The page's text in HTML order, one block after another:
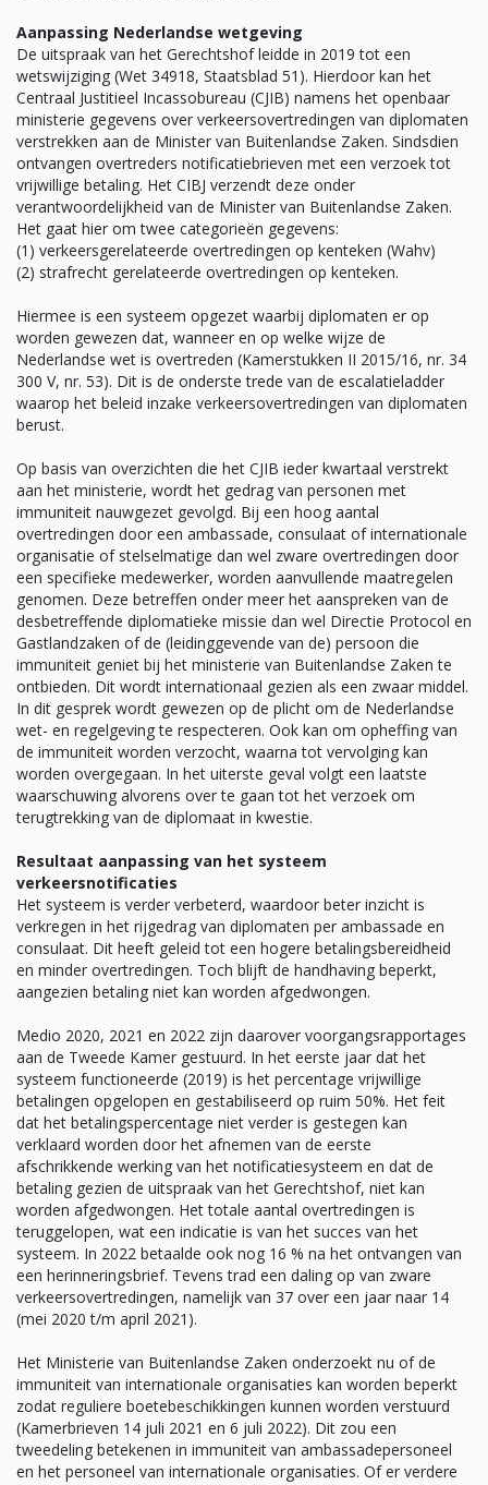
Aanpassing Nederlandse wetgeving
De uitspraak van het Gerechtshof leidde in 2019 tot een
wetswijziging (Wet 34918, Staatsblad 51). Hierdoor kan het
Centraal Justitieel Incassobureau (CJIB) namens het openbaar
ministerie gegevens over verkeersovertredingen van diplomaten
verstrekken aan de Minister van Buitenlandse Zaken. Sindsdien
ontvangen overtreders notificatiebrieven met een verzoek tot
vrijwillige betaling. Het CIBJ verzendt deze onder
verantwoordelijkheid van de Minister van Buitenlandse Zaken.
Het gaat hier om twee categorieën gegevens:
(1) verkeersgerelateerde overtredingen op kenteken (Wahv)
(2) strafrecht gerelateerde overtredingen op kenteken.
Hiermee is een systeem opgezet waarbij diplomaten er op
worden gewezen dat, wanneer en op welke wijze de
Nederlandse wet is overtreden (Kamerstukken II 2015/16, nr. 34
300 V, nr. 53). Dit is de onderste trede van de escalatieladder
waarop het beleid inzake verkeersovertredingen van diplomaten
berust.
Op basis van overzichten die het CJIB ieder kwartaal verstrekt
aan het ministerie, wordt het gedrag van personen met
immuniteit nauwgezet gevolgd. Bij een hoog aantal
overtredingen door een ambassade, consulaat of internationale
organisatie of stelselmatige dan wel zware overtredingen door
een specifieke medewerker, worden aanvullende maatregelen
genomen. Deze betreffen onder meer het aanspreken van de
desbetreffende diplomatieke missie dan wel Directie Protocol en
Gastlandzaken of de (leidinggevende van de) persoon die
immuniteit geniet bij het ministerie van Buitenlandse Zaken te
ontbieden. Dit wordt internationaal gezien als een zwaar middel.
In dit gesprek wordt gewezen op de plicht om de Nederlandse
wet- en regelgeving te respecteren. Ook kan om opheffing van
de immuniteit worden verzocht, waarna tot vervolging kan
worden overgegaan. In het uiterste geval volgt een laatste
waarschuwing alvorens over te gaan tot het verzoek om
terugtrekking van de diplomaat in kwestie.
Resultaat aanpassing van het systeem
verkeersnotificaties
Het systeem is verder verbeterd, waardoor beter inzicht is
verkregen in het rijgedrag van diplomaten per ambassade en
consulaat. Dit heeft geleid tot een hogere betalingsbereidheid
en minder overtredingen. Toch blijft de handhaving beperkt,
aangezien betaling niet kan worden afgedwongen.
Medio 2020, 2021 en 2022 zijn daarover voorgangsrapportages
aan de Tweede Kamer gestuurd. In het eerste jaar dat het
systeem functioneerde (2019) is het percentage vrijwillige
betalingen opgelopen en gestabiliseerd op ruim 50%. Het feit
dat het betalingspercentage niet verder is gestegen kan
verklaard worden door het afnemen van de eerste
afschrikkende werking van het notificatiesysteem en dat de
betaling gezien de uitspraak van het Gerechtshof, niet kan
worden afgedwongen. Het totale aantal overtredingen is
teruggelopen, wat een indicatie is van het succes van het
systeem. In 2022 betaalde ook nog 16 % na het ontvangen van
een herinneringsbrief. Tevens trad een daling op van zware
verkeersovertredingen, namelijk van 37 over een jaar naar 14
(mei 2020 t/m april 2021).
Het Ministerie van Buitenlandse Zaken onderzoekt nu of de
immuniteit van internationale organisaties kan worden beperkt
zodat reguliere boetebeschikkingen kunnen worden verstuurd
(Kamerbrieven 14 juli 2021 en 6 juli 2022). Dit zou een
tweedeling betekenen in immuniteit van ambassadepersoneel
en het personeel van internationale organisaties. Of er verdere